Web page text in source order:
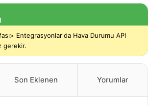
Entegrasyonlar'da Hava Durumu API
gerekir.
Son Eklenen Yorumlar